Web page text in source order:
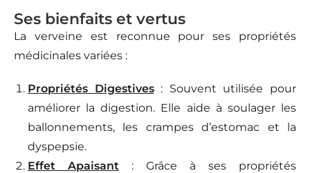
Ses bienfaits et vertus
La verveine est reconnue pour ses propriétés
médicinales variées :
Propriétés Digestives: Souvent utilisée pour
améliorer la digestion. Elle aide à soulager les
ballonnements, les crampes d’estomac et la
dyspepsie.
Effet Apaisant : Grâce à ses propriétés